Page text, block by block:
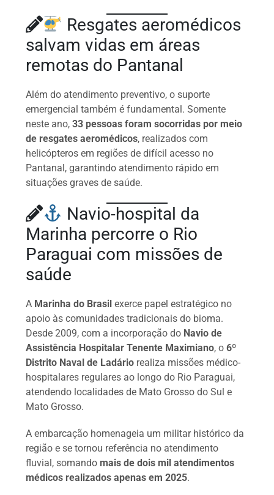
Resgates aeromédicos
salvam vidas em áreas
remotas do Pantanal
Além do atendimento preventivo, o suporte
emergencial também é fundamental. Somente
neste ano,33 pessoas foram socorridas por meio
de resgates aeromédicos, realizados com
helicópteros em regiões de difícil acesso no
Pantanal, garantindo atendimento rápido em
situações graves de saúde.
Navio-hospital da
Marinha percorre o Rio
Paraguai com missões de
saúde
A Marinha do Brasil exerce papel estratégico no
apoio às comunidades tradicionais do bioma.
Desde 2009, com a incorporação do Navio de
Assistência Hospitalar Tenente Maximiano, o6º
Distrito Naval de Ladário realiza missões médico-
hospitalares regulares ao longo do Rio Paraguai,
atendendo localidades de Mato Grosso do Sul e
Mato Grosso.
A embarcação homenageia um militar histórico da
região e se tornou referência no atendimento
fluvial, somando mais de dois mil atendimentos
médicos realizados apenas em 2025.